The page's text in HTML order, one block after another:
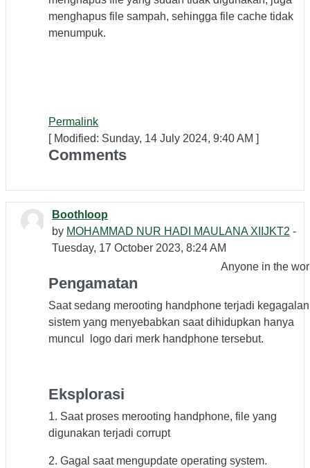
menghapus file sampah, sehingga file cache tidak
menumpuk.
Permalink
[ Modified: Sunday, 14 July 2024, 9:40 AM ]
Comments
Boothloop
by MOHAMMAD NUR HADI MAULANA XIIJKT2 -
Tuesday, 17 October 2023, 8:24 AM
Anyone in the
Pengamatan
Saat sedang merooting handphone terjadi kegagalan
sistem yang menyebabkan saat dihidupkan hanya
muncul logo dari merk handphone tersebut.
Eksplorasi
1. Saat proses merooting handphone, file yang
digunakan terjadi corrupt
2. Gagal saat mengupdate operating system.